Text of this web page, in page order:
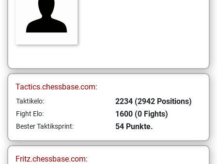
Tactics.chessbase.com:
Taktikelo: 2234 (2942 Positions)
Fight Elo: 1600 (0 Fights)
Bester Taktiksprint: 54 Punkte.
Fritz.chessbase.com: